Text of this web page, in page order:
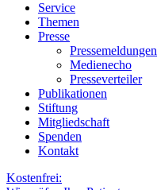
Service
Themen
Presse
Pressemeldungen
Medienecho
Presseverteiler
Publikationen
Stiftung
Mitgliedschaft
Spenden
Kontakt
Kostenfrei: